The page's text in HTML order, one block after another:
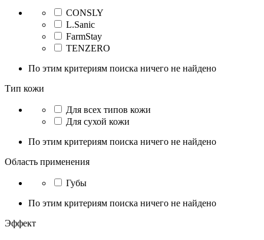
CONSLY
L.Sanic
FarmStay
TENZERO
По этим критериям поиска ничего не найдено
Тип кожи
Для всех типов кожи
Для сухой кожи
По этим критериям поиска ничего не найдено
Область применения
Губы
По этим критериям поиска ничего не найдено
Эффект